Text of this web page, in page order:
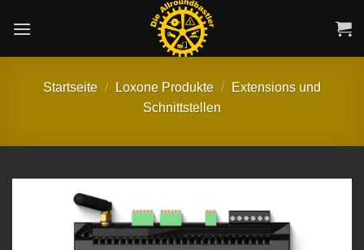
Inhalt
Startseite / Loxone Produkte /
Extensions und
Schnittstellen